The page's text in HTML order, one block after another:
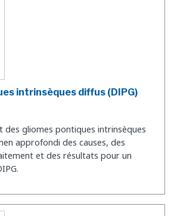
intrinsèques diffus (DIPG)
des gliomes pontiques intrinsèques
approfondi des causes, des
et des résultats pour un